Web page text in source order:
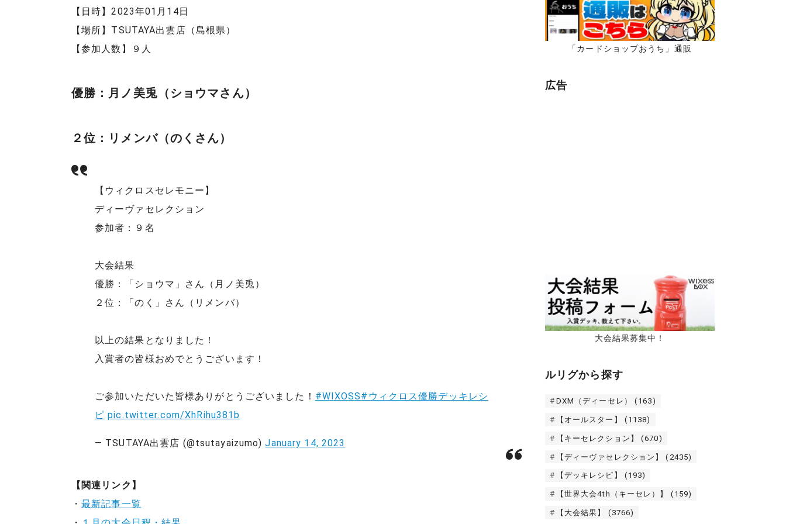
【日時】2023年01月14日
【場所】TSUTAYA出雲店（島根県）
【参加人数】９人
優勝：月ノ美兎（ショウマさん）
２位：リメンバ（のくさん）
【ウィクロスセレモニー】
ディーヴァセレクション
参加者：９名
大会結果
優勝：「ショウマ」さん（月ノ美兎）
２位：「のく」さん（リメンバ）
以上の結果となりました！
入賞者の皆様おめでとうございます！
ご参加いただいた皆様ありがとうございました！ #WIXOSS#ウィクロス優勝デッキレシ
ピ pic.twitter.com/XhRihu381b
— TSUTAYA出雲店 (@tsutayaizumo)January 14, 2023
【関連リンク】
・最新記事一覧
「カードショップおうち」通販
広告
大会結果募集中！
ルリグから探す
DXM（ディーセレ） (163)
【オールスター】 (1138)
【キーセレクション】 (670)
【ディーヴァセレクション】 (2435)
【デッキレシピ】 (193)
【世界大会4th（キーセレ）】 (159)
【大会結果】 (3766)